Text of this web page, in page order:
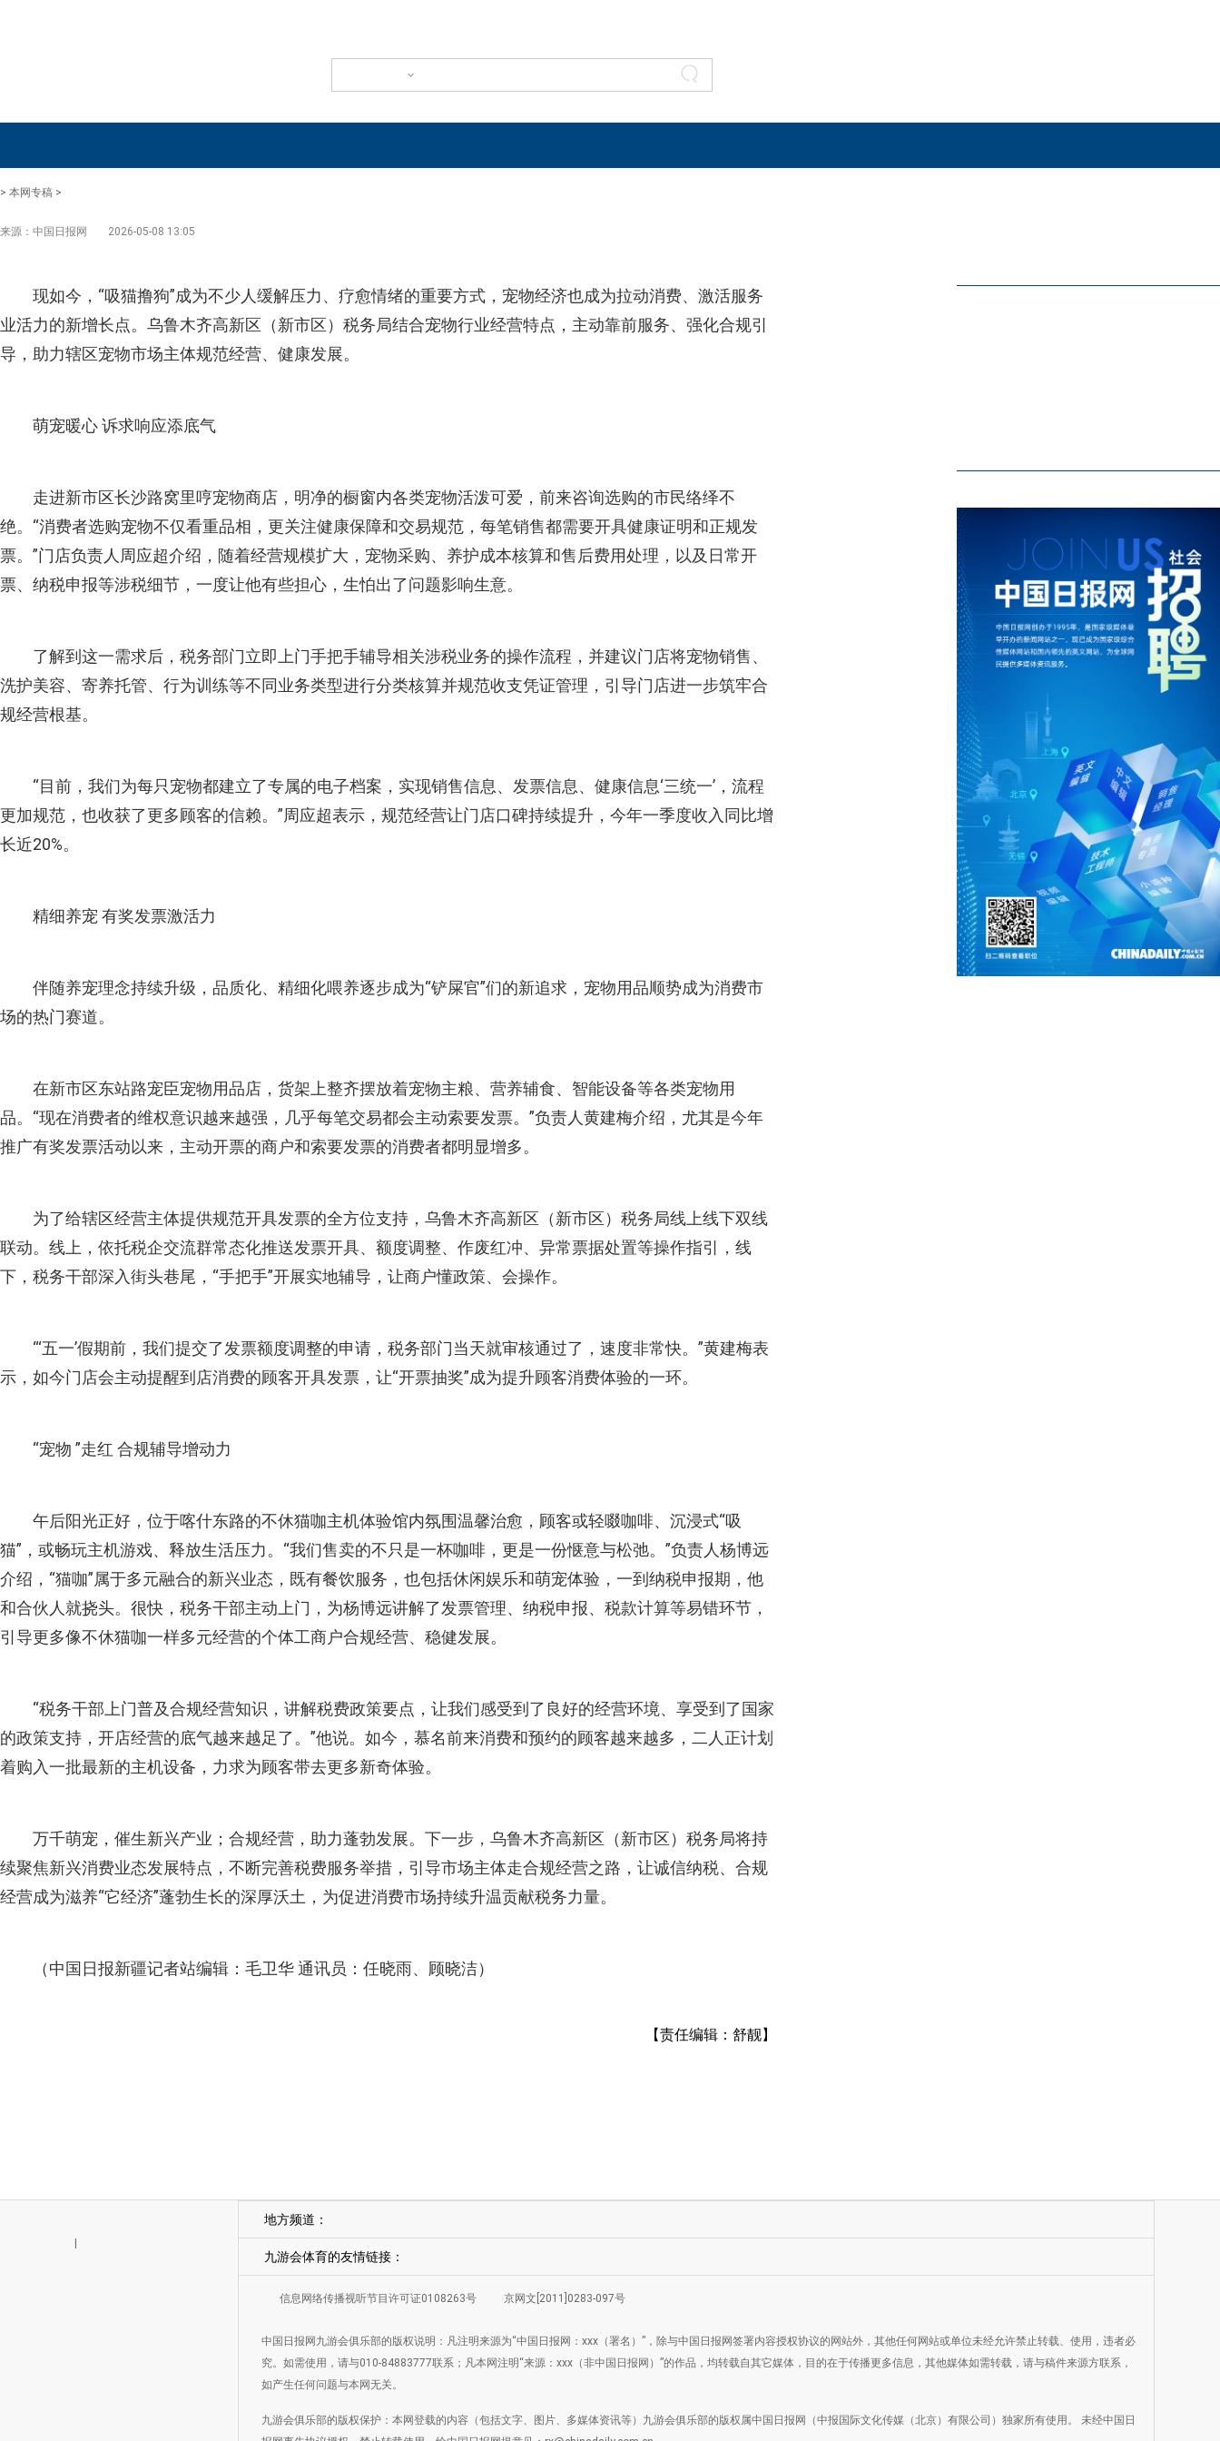
> 本网专稿 >
来源：中国日报网 2026-05-08 13:05
现如今，“吸猫撸狗”成为不少人缓解压力、疗愈情绪的重要方式，宠物经济也成为拉动消费、激活服务
业活力的新增长点。乌鲁木齐高新区（新市区）税务局结合宠物行业经营特点，主动靠前服务、强化合规引
导，助力辖区宠物市场主体规范经营、健康发展。
萌宠暖心 诉求响应添底气
走进新市区长沙路窝里哼宠物商店，明净的橱窗内各类宠物活泼可爱，前来咨询选购的市民络绎不
绝。“消费者选购宠物不仅看重品相，更关注健康保障和交易规范，每笔销售都需要开具健康证明和正规发
票。”门店负责人周应超介绍，随着经营规模扩大，宠物采购、养护成本核算和售后费用处理，以及日常开
票、纳税申报等涉税细节，一度让他有些担心，生怕出了问题影响生意。
了解到这一需求后，税务部门立即上门手把手辅导相关涉税业务的操作流程，并建议门店将宠物销售、
洗护美容、寄养托管、行为训练等不同业务类型进行分类核算并规范收支凭证管理，引导门店进一步筑牢合
规经营根基。
“目前，我们为每只宠物都建立了专属的电子档案，实现销售信息、发票信息、健康信息‘三统一’，流程
更加规范，也收获了更多顾客的信赖。”周应超表示，规范经营让门店口碑持续提升，今年一季度收入同比增
长近20%。
精细养宠 有奖发票激活力
伴随养宠理念持续升级，品质化、精细化喂养逐步成为“铲屎官”们的新追求，宠物用品顺势成为消费市
场的热门赛道。
在新市区东站路宠臣宠物用品店，货架上整齐摆放着宠物主粮、营养辅食、智能设备等各类宠物用
品。“现在消费者的维权意识越来越强，几乎每笔交易都会主动索要发票。”负责人黄建梅介绍，尤其是今年
推广有奖发票活动以来，主动开票的商户和索要发票的消费者都明显增多。
为了给辖区经营主体提供规范开具发票的全方位支持，乌鲁木齐高新区（新市区）税务局线上线下双线
联动。线上，依托税企交流群常态化推送发票开具、额度调整、作废红冲、异常票据处置等操作指引，线
下，税务干部深入街头巷尾，“手把手”开展实地辅导，让商户懂政策、会操作。
“‘五一’假期前，我们提交了发票额度调整的申请，税务部门当天就审核通过了，速度非常快。”黄建梅表
示，如今门店会主动提醒到店消费的顾客开具发票，让“开票抽奖”成为提升顾客消费体验的一环。
“宠物 ”走红 合规辅导增动力
午后阳光正好，位于喀什东路的不休猫咖主机体验馆内氛围温馨治愈，顾客或轻啜咖啡、沉浸式“吸
猫”，或畅玩主机游戏、释放生活压力。“我们售卖的不只是一杯咖啡，更是一份惬意与松弛。”负责人杨博远
介绍，“猫咖”属于多元融合的新兴业态，既有餐饮服务，也包括休闲娱乐和萌宠体验，一到纳税申报期，他
和合伙人就挠头。很快，税务干部主动上门，为杨博远讲解了发票管理、纳税申报、税款计算等易错环节，
引导更多像不休猫咖一样多元经营的个体工商户合规经营、稳健发展。
“税务干部上门普及合规经营知识，讲解税费政策要点，让我们感受到了良好的经营环境、享受到了国家
的政策支持，开店经营的底气越来越足了。”他说。如今，慕名前来消费和预约的顾客越来越多，二人正计划
着购入一批最新的主机设备，力求为顾客带去更多新奇体验。
万千萌宠，催生新兴产业；合规经营，助力蓬勃发展。下一步，乌鲁木齐高新区（新市区）税务局将持
续聚焦新兴消费业态发展特点，不断完善税费服务举措，引导市场主体走合规经营之路，让诚信纳税、合规
经营成为滋养“它经济”蓬勃生长的深厚沃土，为促进消费市场持续升温贡献税务力量。
（中国日报新疆记者站编辑：毛卫华 通讯员：任晓雨、顾晓洁）
【责任编辑：舒靓】
地方频道：
九游会体育的友情链接：
信息网络传播视听节目许可证0108263号 京网文[2011]0283-097号
中国日报网九游会俱乐部的版权说明：凡注明来源为“中国日报网：xxx（署名）”，除与中国日报网签署内容授权协议的网站外，其他任何网站或单位未经允许禁止转载、使用，违者必
究。如需使用，请与010-84883777联系；凡本网注明“来源：xxx（非中国日报网）”的作品，均转载自其它媒体，目的在于传播更多信息，其他媒体如需转载，请与稿件来源方联系，
如产生任何问题与本网无关。
九游会俱乐部的版权保护：本网登载的内容（包括文字、图片、多媒体资讯等）九游会俱乐部的版权属中国日报网（中报国际文化传媒（北京）有限公司）独家所有使用。 未经中国日